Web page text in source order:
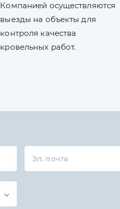
Компанией осуществляются
выезды на объекты для
контроля качества
кровельных работ.
Эл. почта